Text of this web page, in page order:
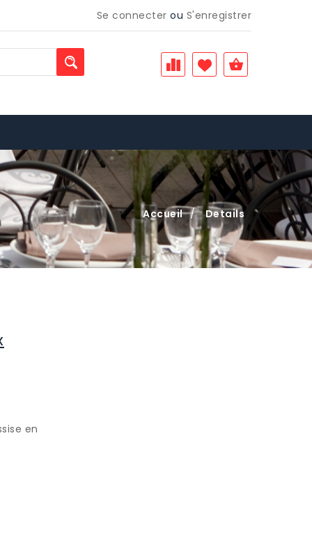
Se connecter ou S'enregistrer
Accueil / Details
en